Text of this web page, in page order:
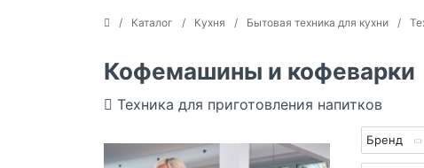
Каталог Кухня Бытовая техника для кухни
Кофемашины и кофеварки
Техника для приготовления напитков
Бренд